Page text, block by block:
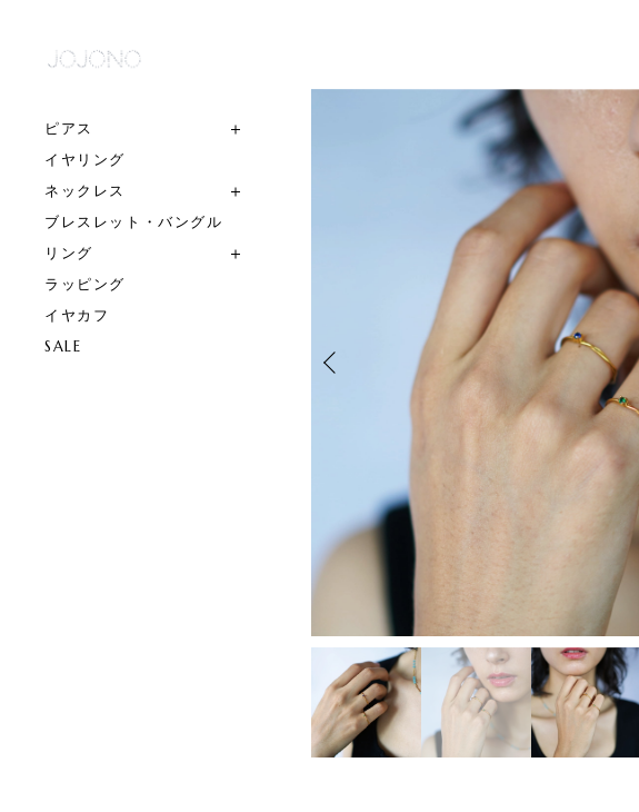
ピアス
イヤリング
ネックレス
ブレスレット・バングル
リング
ラッピング
イヤカフ
SALE